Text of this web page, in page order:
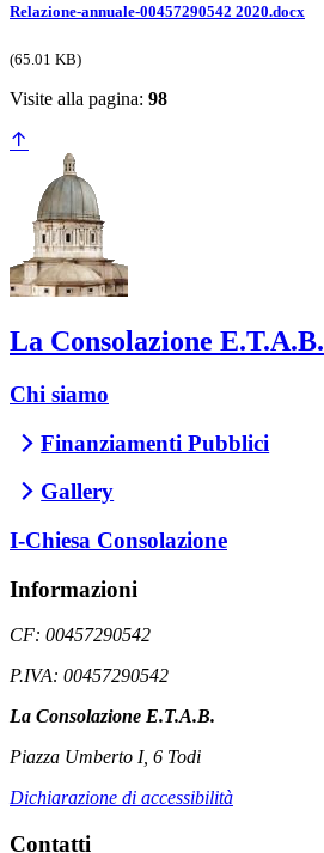
Relazione-annuale-00457290542 2020.docx
(65.01 KB)
Visite alla pagina: 98
La Consolazione E.T.A.B.
Chi siamo
Finanziamenti Pubblici
Gallery
I-Chiesa Consolazione
Informazioni
CF: 00457290542
P.IVA: 00457290542
La Consolazione E.T.A.B.
Piazza Umberto I, 6 Todi
Dichiarazione di accessibilità
Contatti